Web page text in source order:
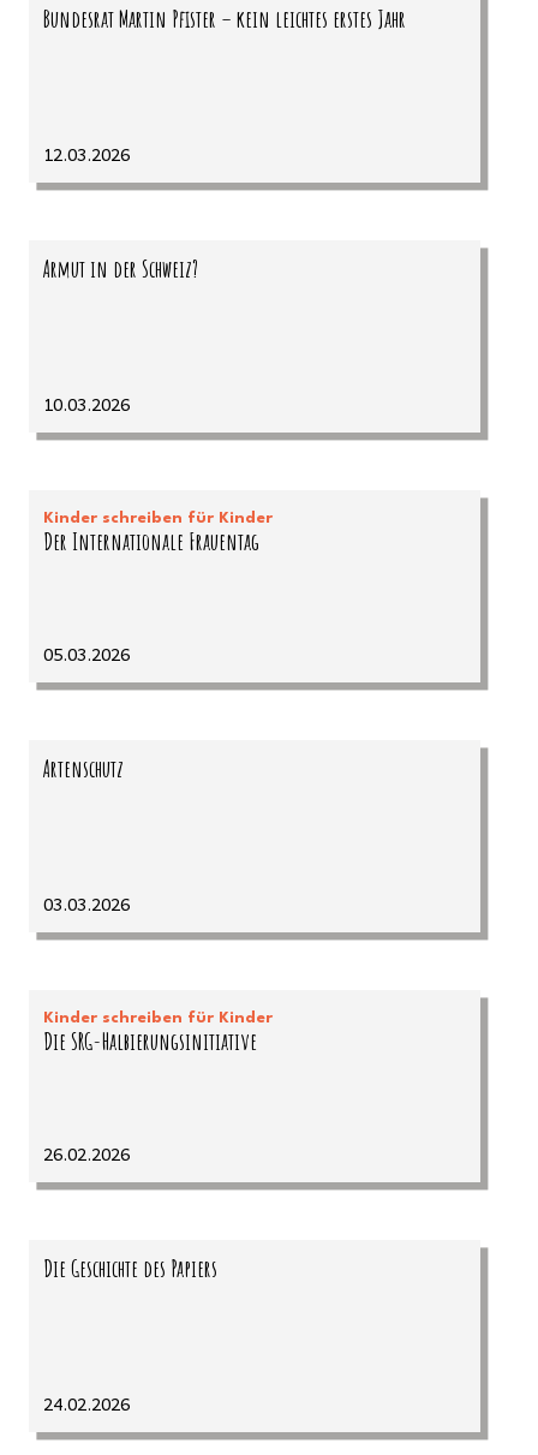
Bundesrat Martin Pfister – kein leichtes erstes Jahr
12.03.2026
Armut in der Schweiz?
10.03.2026
Kinder schreiben für Kinder
Der Internationale Frauentag
05.03.2026
Artenschutz
03.03.2026
Kinder schreiben für Kinder
Die SRG-Halbierungsinitiative
26.02.2026
Die Geschichte des Papiers
24.02.2026